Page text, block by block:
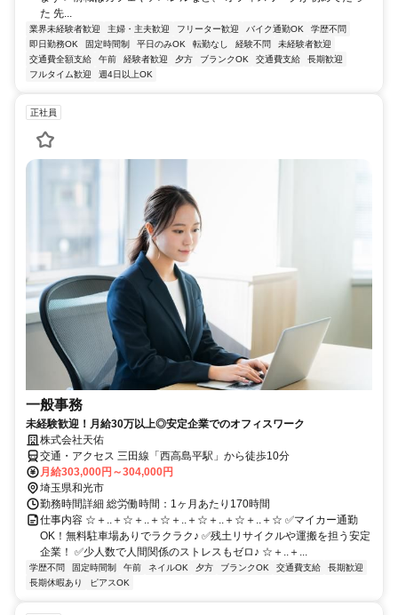
た 先...
業界未経験者歓迎 主婦・主夫歓迎 フリーター歓迎 バイク通勤OK
学歴不問
即日勤務OK
固定時間制 平日のみOK 転勤なし 経験不問
未経験者歓迎
交通費全額支給
午前 経験者歓迎 夕方 ブランクOK 交通費支給
長期歓迎
フルタイム歓迎
週4日以上OK
正社員
一般事務
未経験歓迎！月給30万以上◎安定企業でのオフィスワーク
株式会社天佑
交通・アクセス 三田線「西高島平駅」から徒歩10分
月給303,000円～304,000円
埼玉県和光市
勤務時間詳細 総労働時間：1ヶ月あたり170時間
仕事内容 ☆＋..＋☆＋..＋☆＋..＋☆＋..＋☆＋..＋☆ ✅マイカー通勤
OK！無料駐車場ありでラクラク♪ ✅残土リサイクルや運搬を担う安定
企業！ ✅少人数で人間関係のストレスもゼロ♪ ☆＋..＋...
学歴不問 固定時間制 午前 ネイルOK 夕方 ブランクOK 交通費支給
長期歓迎
長期休暇あり
ピアスOK